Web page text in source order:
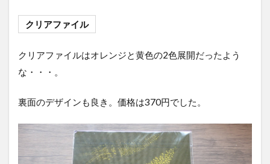
クリアファイル
クリアファイルはオレンジと黄色の2色展開だったよう
な・・・。
裏面のデザインも良き。価格は370円でした。